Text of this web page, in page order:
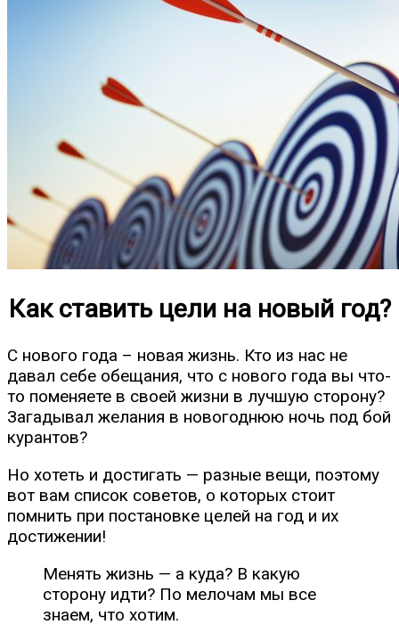
Как ставить цели на новый год?
С нового года – новая жизнь. Кто из нас не
давал себе обещания, что с нового года вы что-
то поменяете в своей жизни в лучшую сторону?
Загадывал желания в новогоднюю ночь под бой
курантов?
Но хотеть и достигать — разные вещи, поэтому
вот вам список советов, о которых стоит
помнить при постановке целей на год и их
достижении!
Менять жизнь — а куда? В какую
сторону идти? По мелочам мы все
знаем, что хотим.